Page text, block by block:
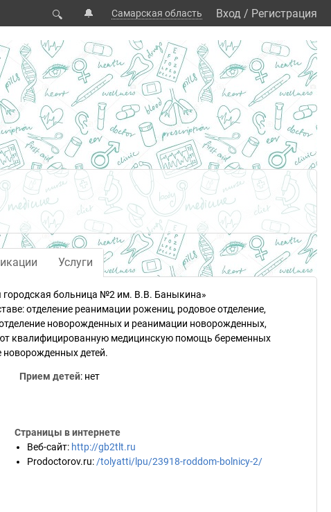
🔍 🔔 Самарская область Вход / Регистрация
Услуги
больница №2 им. В.В. Баныкина»
отделение реанимации рожениц, родовое отделение,
новорожденных и реанимации новорожденных,
квалифицированную медицинскую помощь беременных
детей.
Прием детей: нет
Страницы в интернете
Веб-сайт: http://gb2tlt.ru
Prodoctorov.ru: /tolyatti/lpu/23918-roddom-bolnicy-2/